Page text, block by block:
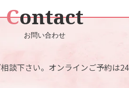
Contact
お問い合わせ
談下さい。 オンラインご予約は24